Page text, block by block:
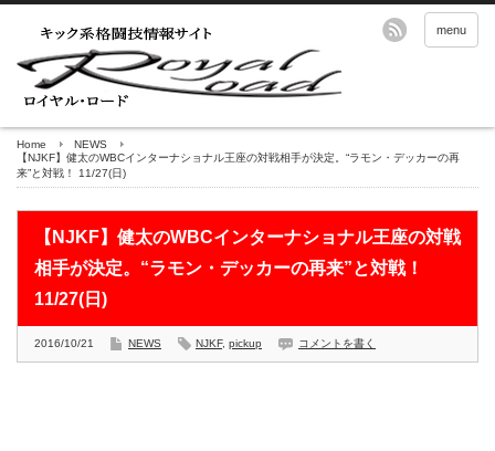
menu
Home
NEWS
【NJKF】健太のWBCインターナショナル王座の対戦相手が決定。“ラモン・デッカーの再
来”と対戦！ 11/27(日)
【NJKF】健太のWBCインターナショナル王座の対戦
相手が決定。“ラモン・デッカーの再来”と対戦！
11/27(日)
2016/10/21 NEWS NJKF, pickup コメントを書く